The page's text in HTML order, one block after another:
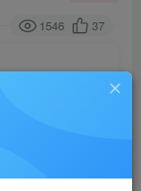
1546 37